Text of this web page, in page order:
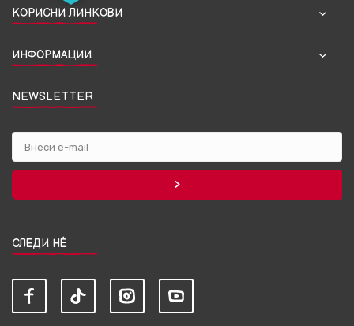
КОРИСНИ ЛИНКОВИ
ИНФОРМАЦИИ
NEWSLETTER
СЛЕДИ НЀ